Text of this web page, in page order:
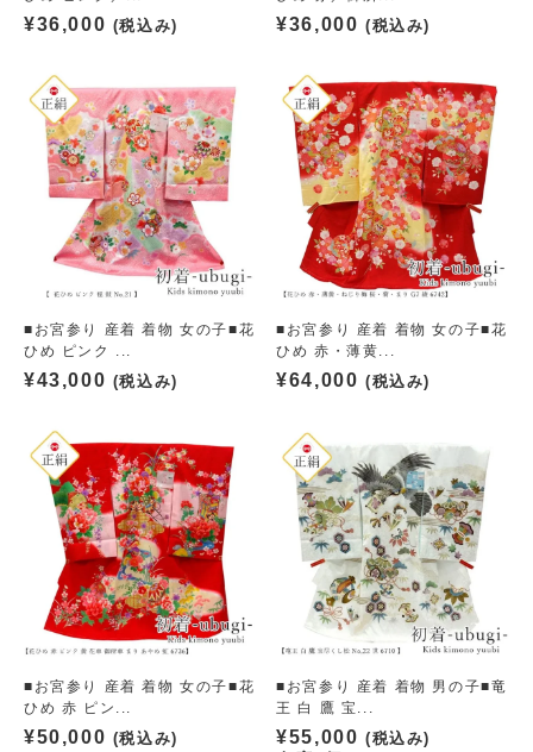
¥36,000 (税込み) ¥36,000 (税込み)
■お宮参り 産着 着物 女の子■花
ひめ ピンク ...
¥43,000 (税込み)
■お宮参り 産着 着物 女の子■花
ひめ 赤・薄黄...
¥64,000 (税込み)
■お宮参り 産着 着物 女の子■花
ひめ 赤 ピン...
¥50,000 (税込み)
■お宮参り 産着 着物 男の子■竜
王 白 鷹 宝...
¥55,000 (税込み)